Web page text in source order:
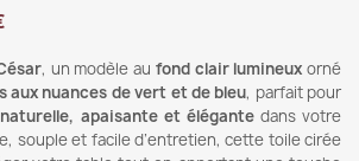
, un modèle au fond clair lumineux orné
aux nuances de vert et de bleu, parfait pour
naturelle, apaisante et élégantedans votre
souple et facile d’entretien, cette toile cirée